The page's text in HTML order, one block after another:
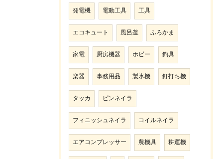
発電機 電動工具 工具
エコキュート 風呂釜 ふろかま
家電 厨房機器 ホビー 釣具
楽器 事務用品 製氷機 釘打ち機
タッカ ピンネイラ
フィニッシュネイラ コイルネイラ
エアコンプレッサー 農機具 耕運機